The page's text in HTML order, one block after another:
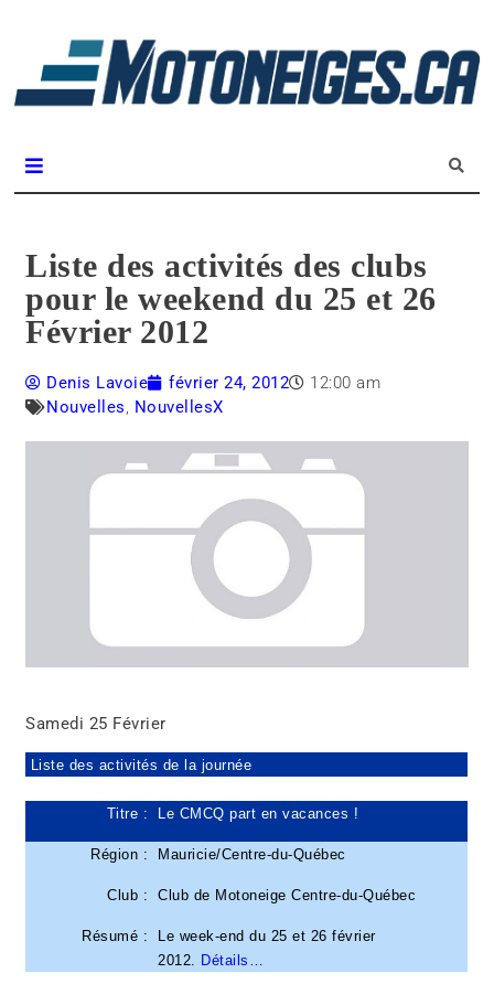
Liste des activités des clubs
pour le weekend du 25 et 26
Février 2012
Denis Lavoie février 24, 2012
12:00 am
Nouvelles, NouvellesX
Samedi 25 Février
Liste des activités de la journée
Titre : Le CMCQ part en vacances !
Région : Mauricie/Centre-du-Québec
Club :Club de Motoneige Centre-du-Québec
Résumé :
Le week-end du 25 et 26 février
2012. Détails…